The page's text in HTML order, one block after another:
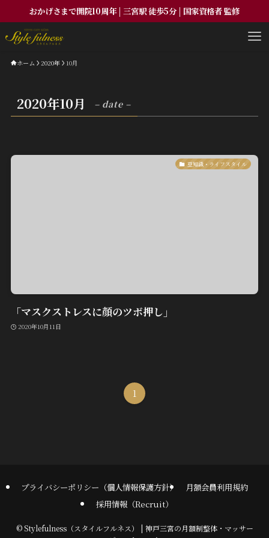
おかげさまで開院10周年 | 三宮駅 徒歩5分 | 国家資格者 監修
ホーム 2020年 10月
2020年10月 – date –
豆知識・ライフスタイル
「マスクストレスに顔のツボ押し」
2020年10月11日
1
プライバシーポリシー（個人情報保護方針）
月額会員利用規約
採用情報（Recruit）
©Stylefulness（スタイルフルネス） | 神戸三宮の月額制整体・マッサー